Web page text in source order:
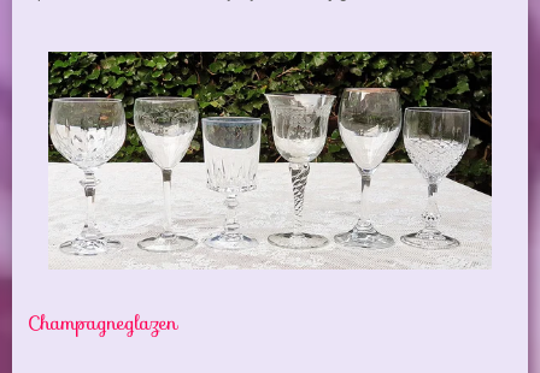
Champagneglazen